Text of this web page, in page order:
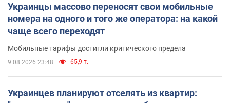
Украинцы массово переносят свои мобильные
номера на одного и того же оператора: на какой
чаще всего переходят
Мобильные тарифы достигли критического предела
9.08.2026 23:48 65,9 т.
Украинцев планируют отселять из квартир: